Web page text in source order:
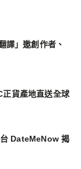
譯」邀創作者、
正貨產地直送全球
DateMeNow 揭